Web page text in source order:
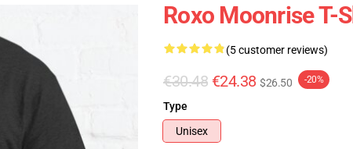
Roxo Moonrise T-
(5 customer reviews)
€30.48 €24.38 $26.50 -20%
Type
Unisex